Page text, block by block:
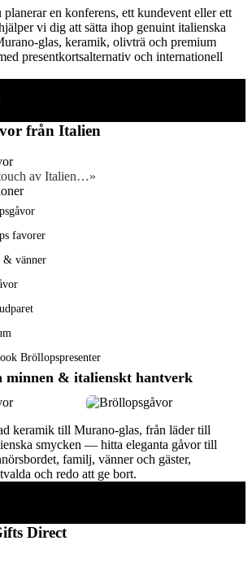
planerar en konferens, ett kundevent eller ett
vi dig att sätta ihop genuint italienska
glas, keramik, olivträ och premium
presentkortsalternativ och internationell
från Italien
av Italien…»
favorer
vänner
Bröllopspresenter
minnen & italienskt hantverk
keramik till Murano-glas, från läder till
smycken — hitta eleganta gåvor till
familj, vänner och gäster,
och redo att ge bort.
Direct